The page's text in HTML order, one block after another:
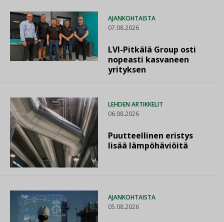
AJANKOHTAISTA
07.08.2026
LVI-Pitkälä Group osti
nopeasti kasvaneen
yrityksen
LEHDEN ARTIKKELIT
06.08.2026
Puutteellinen eristys
lisää lämpöhäviöitä
AJANKOHTAISTA
05.08.2026